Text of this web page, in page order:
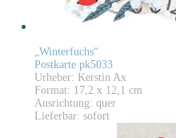
„Winterfuchs“
Postkarte pk5033
Urheber: Kerstin Ax
Format: 17,2 x 12,1 cm
Ausrichtung: quer
Lieferbar: sofort